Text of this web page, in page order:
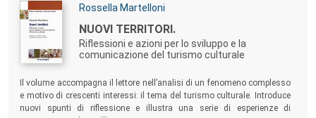
Autori:
Rossella Martelloni
Titolo:
NUOVI TERRITORI.
Riflessioni e azioni per lo sviluppo e la
comunicazione del turismo culturale
Sommario:
Il volume accompagna il lettore nell’analisi di un fenomeno complesso
e motivo di crescenti interessi: il tema del turismo culturale. Introduce
nuovi spunti di riflessione e illustra una serie di esperienze di